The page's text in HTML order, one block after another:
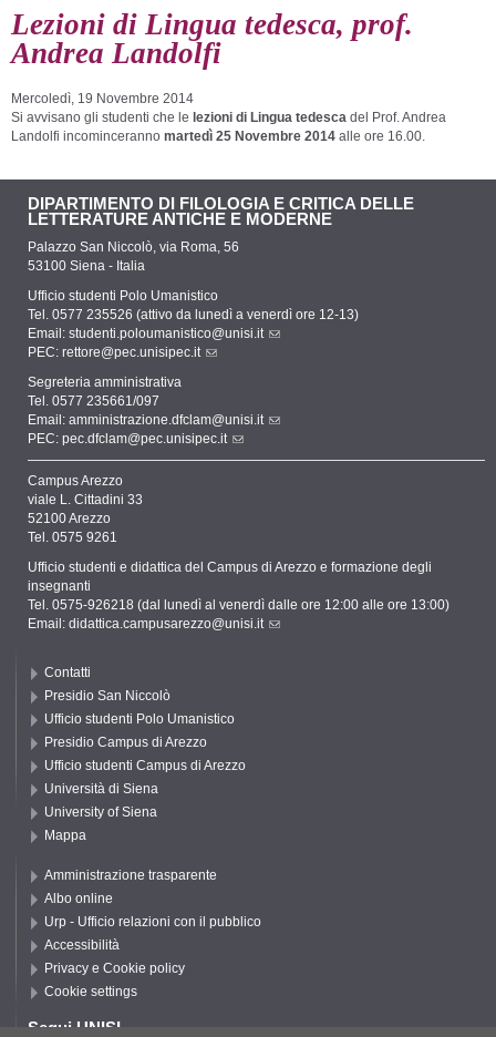
Lezioni di Lingua tedesca, prof.
Andrea Landolfi
Mercoledì, 19 Novembre 2014
Si avvisano gli studenti che le lezioni di Lingua tedesca del Prof. Andrea
Landolfi incominceranno martedì 25 Novembre 2014 alle ore 16.00.
DIPARTIMENTO DI FILOLOGIA E CRITICA DELLE
LETTERATURE ANTICHE E MODERNE
Palazzo San Niccolò, via Roma, 56
53100 Siena - Italia
Ufficio studenti Polo Umanistico
Tel. 0577 235526 (attivo da lunedì a venerdì ore 12-13)
Email: studenti.poloumanistico@unisi.it
PEC: rettore@pec.unisipec.it
Segreteria amministrativa
Tel. 0577 235661/097
Email: amministrazione.dfclam@unisi.it
PEC: pec.dfclam@pec.unisipec.it
Campus Arezzo
viale L. Cittadini 33
52100 Arezzo
Tel. 0575 9261
Ufficio studenti e didattica del Campus di Arezzo e formazione degli
insegnanti
Tel. 0575-926218 (dal lunedì al venerdì dalle ore 12:00 alle ore 13:00)
Email: didattica.campusarezzo@unisi.it
Contatti
Presidio San Niccolò
Ufficio studenti Polo Umanistico
Presidio Campus di Arezzo
Ufficio studenti Campus di Arezzo
Università di Siena
University of Siena
Mappa
Amministrazione trasparente
Albo online
Urp - Ufficio relazioni con il pubblico
Accessibilità
Privacy e Cookie policy
Cookie settings
Segui UNISI